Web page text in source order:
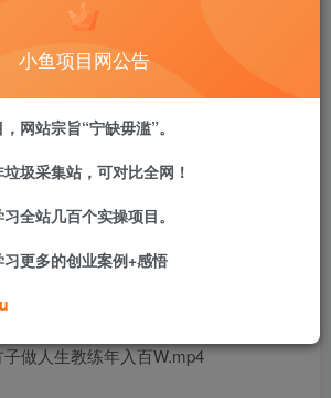
业者，直击年入百万背后的真实故事。
遭遇挫折，在市场寒冬与创业低谷中步
，只有全力以赴的坚守。走近多位行业
验，看懂普通人逆袭的底层逻辑，找寻
做人生教练年入百W.mp4
小鱼项目网公告
网站宗旨“宁缺毋滥”。
圾采集站，可对比全网！
全站几百个实操项目。
更多的创业案例+感悟